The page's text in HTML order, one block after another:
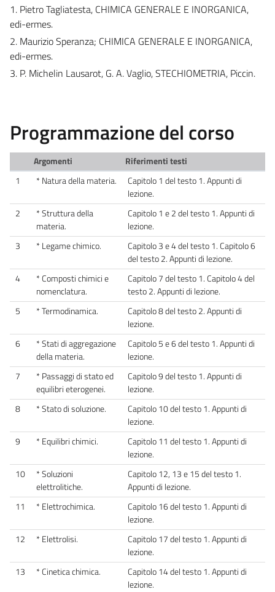
1. Pietro Tagliatesta, CHIMICA GENERALE E INORGANICA,
edi-ermes.
2. Maurizio Speranza; CHIMICA GENERALE E INORGANICA,
edi-ermes.
3. P. Michelin Lausarot, G. A. Vaglio, STECHIOMETRIA, Piccin.
Programmazione del corso
Argomenti
Riferimenti testi
1
* Natura della materia.
Capitolo 1 del testo 1. Appunti di
lezione.
2
* Struttura della
materia.
Capitolo 1 e 2 del testo 1. Appunti di
lezione.
3
* Legame chimico.
Capitolo 3 e 4 del testo 1. Capitolo 6
del testo 2. Appunti di lezione.
4
* Composti chimici e
nomenclatura.
Capitolo 7 del testo 1. Capitolo 4 del
testo 2. Appunti di lezione.
5
* Termodinamica.
Capitolo 8 del testo 2. Appunti di
lezione.
6
* Stati di aggregazione
della materia.
Capitolo 5 e 6 del testo 1. Appunti di
lezione.
7
* Passaggi di stato ed
equilibri eterogenei.
Capitolo 9 del testo 1. Appunti di
lezione.
8
* Stato di soluzione.
Capitolo 10 del testo 1. Appunti di
lezione.
9
* Equilibri chimici.
Capitolo 11 del testo 1. Appunti di
lezione.
10
* Soluzioni
elettrolitiche.
Capitolo 12, 13 e 15 del testo 1.
Appunti di lezione.
11
* Elettrochimica.
Capitolo 16 del testo 1. Appunti di
lezione.
12
* Elettrolisi.
Capitolo 17 del testo 1. Appunti di
lezione.
13
* Cinetica chimica.
Capitolo 14 del testo 1. Appunti di
lezione.